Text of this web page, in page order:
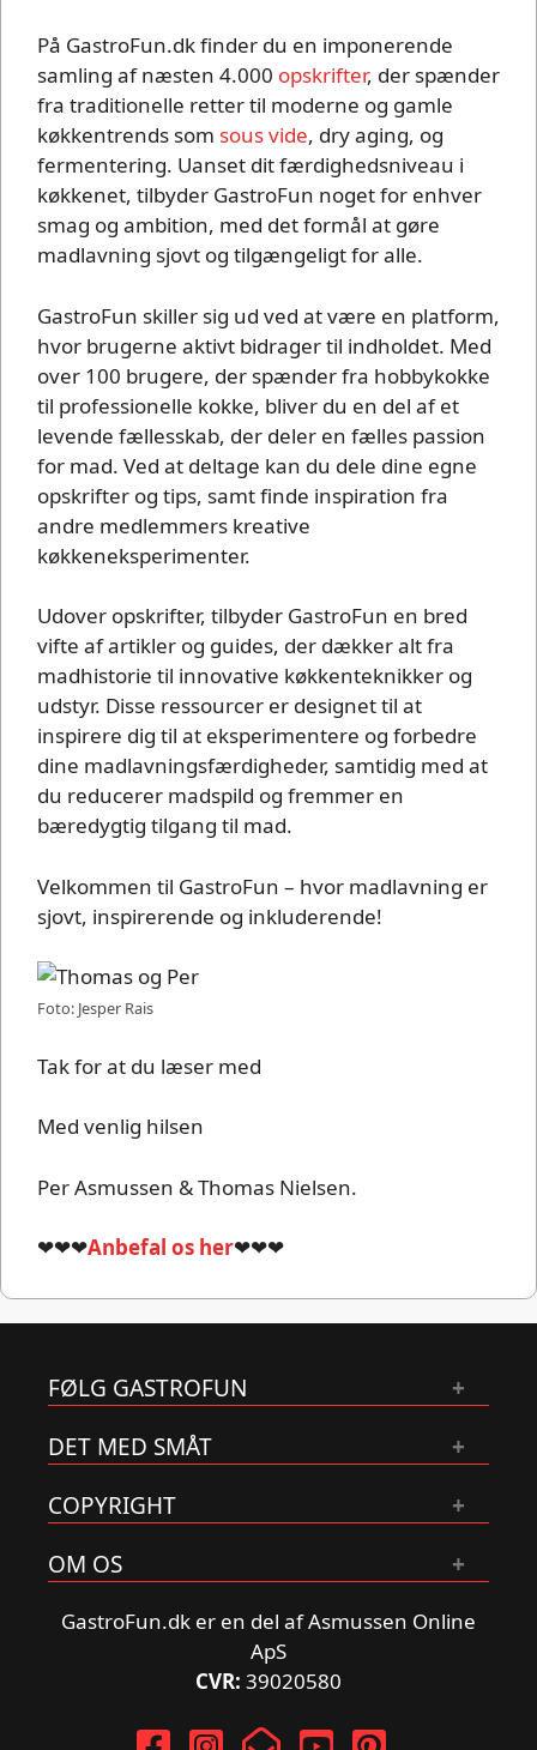
På GastroFun.dk finder du en imponerende
samling af næsten 4.000 opskrifter, der spænder
fra traditionelle retter til moderne og gamle
køkkentrends som sous vide, dry aging, og
fermentering. Uanset dit færdighedsniveau i
køkkenet, tilbyder GastroFun noget for enhver
smag og ambition, med det formål at gøre
madlavning sjovt og tilgængeligt for alle.
GastroFun skiller sig ud ved at være en platform,
hvor brugerne aktivt bidrager til indholdet. Med
over 100 brugere, der spænder fra hobbykokke
til professionelle kokke, bliver du en del af et
levende fællesskab, der deler en fælles passion
for mad. Ved at deltage kan du dele dine egne
opskrifter og tips, samt finde inspiration fra
andre medlemmers kreative
køkkeneksperimenter.
Udover opskrifter, tilbyder GastroFun en bred
vifte af artikler og guides, der dækker alt fra
madhistorie til innovative køkkenteknikker og
udstyr. Disse ressourcer er designet til at
inspirere dig til at eksperimentere og forbedre
dine madlavningsfærdigheder, samtidig med at
du reducerer madspild og fremmer en
bæredygtig tilgang til mad.
Velkommen til GastroFun – hvor madlavning er
sjovt, inspirerende og inkluderende!
Foto: Jesper Rais
Tak for at du læser med
Med venlig hilsen
Per Asmussen & Thomas Nielsen.
❤❤❤Anbefal os her❤❤❤
FØLG GASTROFUN
DET MED SMÅT
COPYRIGHT
OM OS
GastroFun.dk er en del af Asmussen Online
ApS
CVR: 39020580